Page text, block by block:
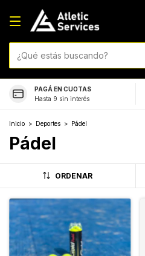
PAGÁ EN CUOTAS
Hasta 9 sin interés
Inicio > Deportes > Pádel
Pádel
ORDENAR